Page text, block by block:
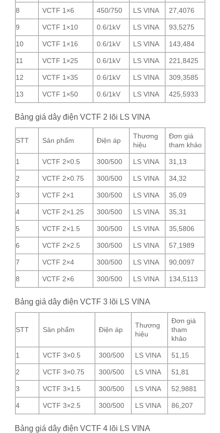
8 VCTF 1×6 450/750 LS VINA 27,4076
9 VCTF 1×10 0.6/1kV LS VINA 93,5275
10 VCTF 1×16 0.6/1kV LS VINA 143,484
11 VCTF 1×25 0.6/1kV LS VINA 221,8425
12 VCTF 1×35 0.6/1kV LS VINA 309,3585
13 VCTF 1×50 0.6/1kV LS VINA 425,5933
Bảng giá dây điện VCTF 2 lõi LS VINA
STT Sản phẩm Điện áp
Thương
hiệu
Đơn giá
tham khảo
1 VCTF 2×0.5 300/500 LS VINA 31,13
2 VCTF 2×0.75 300/500 LS VINA 34,32
3 VCTF 2×1 300/500 LS VINA 35,09
4 VCTF 2×1.25 300/500 LS VINA 35,31
5 VCTF 2×1.5 300/500 LS VINA 35,5806
6 VCTF 2×2.5 300/500 LS VINA 57,1989
7 VCTF 2×4 300/500 LS VINA 90,0097
8 VCTF 2×6 300/500 LS VINA 134,5113
Bảng giá dây điện VCTF 3 lõi LS VINA
STT Sản phẩm Điện áp
Thương
hiệu
Đơn giá
tham
khảo
1 VCTF 3×0.5 300/500 LS VINA 51,15
2 VCTF 3×0.75 300/500 LS VINA 51,81
3 VCTF 3×1.5 300/500 LS VINA 52,9881
4 VCTF 3×2.5 300/500 LS VINA 86,207
Bảng giá dây điện VCTF 4 lõi LS VINA